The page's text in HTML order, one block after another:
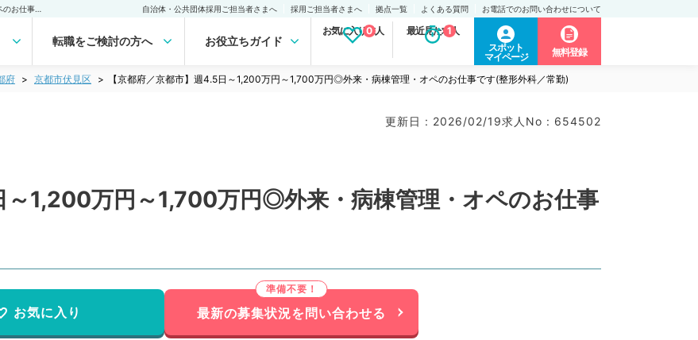
自治体・公共団体採用ご担当者さまへ 採用ご担当者さまへ 拠点一覧 よくある質問 お電話でのお問い合わせについて
転職をご検討の方へ お役立ちガイド
お気に入り求人
0 最近見た求人
1
スポット
マイページ
無料登録
府 京都市伏見区 【京都府／京都市】週4.5日～1,200万円～1,700万円◎外来・病棟管理・オペのお仕事です(整形外科／常勤)
更新日 : 2026/02/19求人No : 654502
～1,200万円～1,700万円◎外来・病棟管理・オペのお仕事
お気に入り 最新の募集状況を問い合わせる